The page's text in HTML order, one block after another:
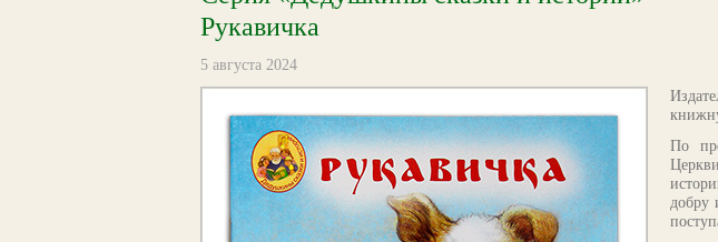
Рукавичка
5 августа 2024
По
добру